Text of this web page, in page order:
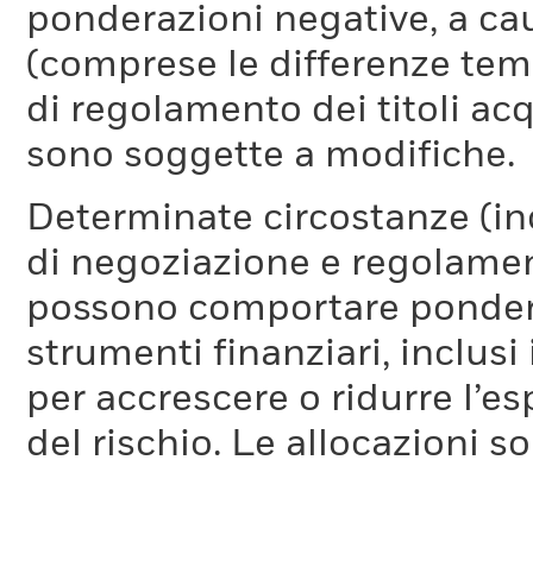
ponderazioni negative, a
(comprese le differenze
di regolamento dei titoli
sono soggette a modifiche.
Determinate circostanze
di negoziazione e
possono comportare
strumenti finanziari, inclusi
per accrescere o ridurre
del rischio. Le allocazioni